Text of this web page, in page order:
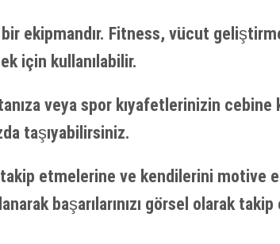
ekipmandır. Fitness, vücut
için kullanılabilir.
veya spor kıyafetlerinizin cebine
taşıyabilirsiniz.
takip etmelerine ve kendilerini motive
başarılarınızı görsel olarak